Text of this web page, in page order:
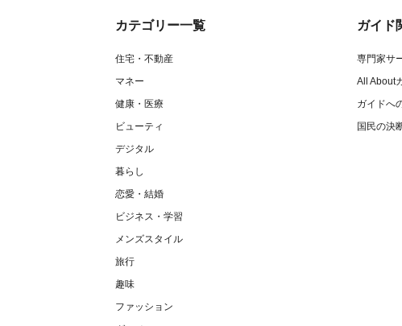
カテゴリー一覧
住宅・不動産
マネー
健康・医療
ビューティ
デジタル
暮らし
恋愛・結婚
ビジネス・学習
メンズスタイル
旅行
趣味
ファッション
ガイド
専門家サ
All About
ガイドへ
国民の決